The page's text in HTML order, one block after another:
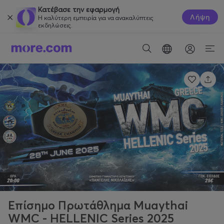
Κατέβασε την εφαρμογή
Η καλύτερη εμπειρία για να ανακαλύπτεις
εκδηλώσεις.
Λήψη
Επίσημο Πρωτάθλημα Muaythai
WMC - HELLENIC Series 2025